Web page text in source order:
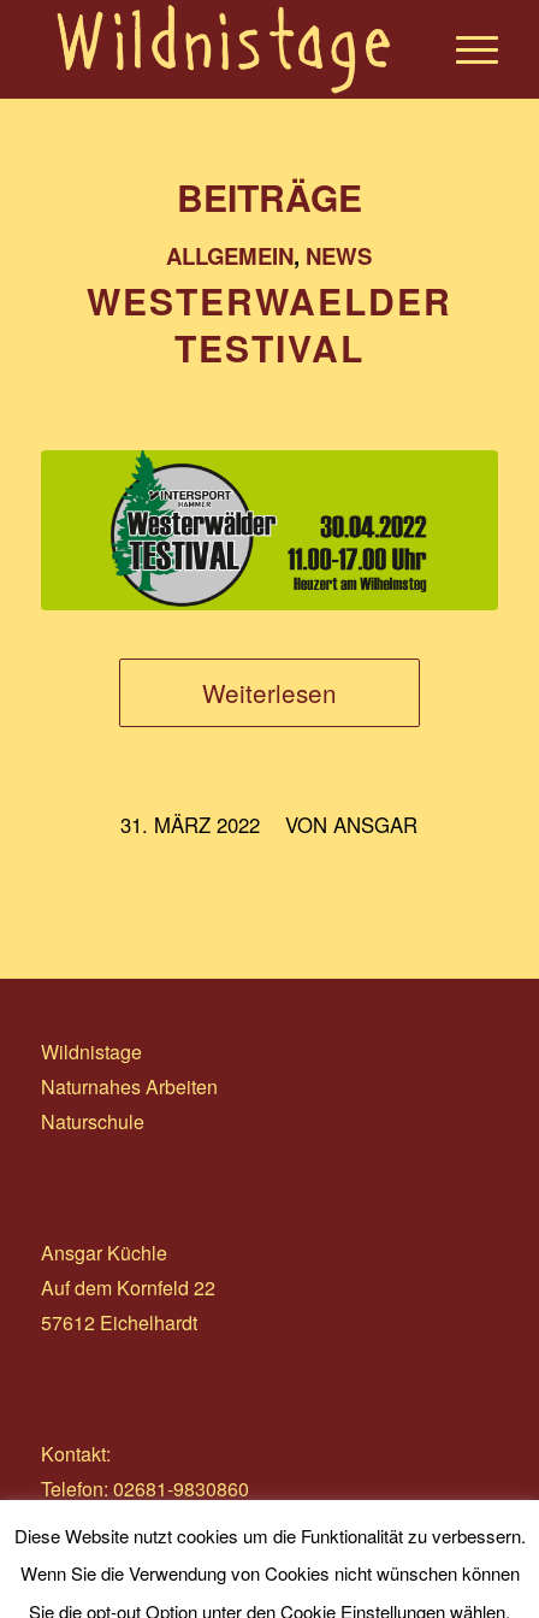
BEITRÄGE
ALLGEMEIN, NEWS
WESTERWAELDER
TESTIVAL
Weiterlesen
31. MÄRZ 2022
/ VONANSGAR
Wildnistage
Naturnahes Arbeiten
Naturschule
Ansgar Küchle
Auf dem Kornfeld 22
57612 Eichelhardt
Kontakt:
Telefon: 02681-9830860
E-Mail:
info@wildnistage.com
Diese Website nutzt cookies um die Funktionalität zu verbessern.
Wenn Sie die Verwendung von Cookies nicht wünschen können
Sie die opt-out Option unter den Cookie Einstellungen wählen.